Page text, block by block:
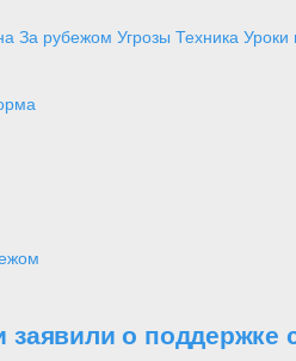
За рубежом Угрозы Техника Уроки
о поддержке